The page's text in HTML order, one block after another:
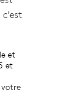
c'est
et
et
votre